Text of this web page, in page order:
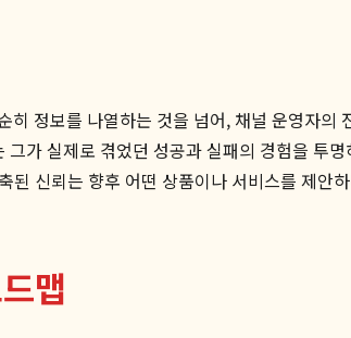
히 정보를 나열하는 것을 넘어, 채널 운영자의
가 실제로 겪었던 성공과 실패의 경험을 투
신뢰는 향후 어떤 상품이나 서비스를 제안
맵